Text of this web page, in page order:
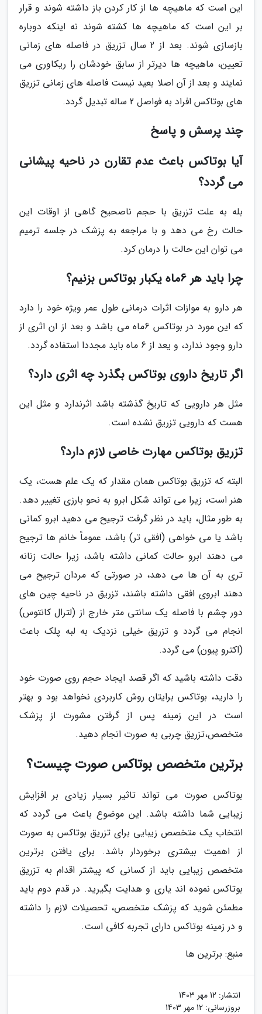
این است که ماهیچه ها از کار کردن باز داشته شوند و قرار
بر این است که ماهیچه ها کشته شوند نه اینکه دوباره
بازسازی شوند. بعد از 2 سال تزریق در فاصله های زمانی
تعیین، ماهیچه ها دیرتر از سابق خودشان را ریکاوری می
نمایند و بعد از آن اصلا بعید نیست فاصله های زمانی تزریق
های بوتاکس افراد به فواصل 2 ساله تبدیل گردد.
چند پرسش و پاسخ
آیا بوتاکس باعث عدم تقارن در ناحیه پیشانى
می گردد؟
بله به علت تزریق با حجم ناصحیح گاهى از اوقات این
حالت رخ می دهد و با مراجعه به پزشک در جلسه ترمیم
می توان این حالت را درمان کرد.
چرا باید هر 6ماه یکبار بوتاکس بزنیم؟
هر دارو به موازات اثرات درمانى طول عمر ویژه خود را دارد
که این مورد در بوتاکس 6ماه می باشد و بعد از ان اثرى از
دارو وجود ندارد، و یعد از 6 ماه باید مجددا استفاده گردد.
اگر تاریخ داروى بوتاکس بگذرد چه اثرى دارد؟
مثل هر دارویى که تاریخ گذشته باشد اثرندارد و مثل این
هست که دارویى تزریق نشده است.
تزریق بوتاکس مهارت خاصى لازم دارد؟
البته که تزریق بوتاکس همان مقدار که یک علم هست، یک
هنر است، زیرا مى تواند شکل ابرو به نحو بارزى تغییر دهد.
به طور مثال، باید در نظر گرفت ترجیح مى دهید ابرو کمانى
باشد یا می خواهی (افقى تر) باشد، عموماً خانم ها ترجیح
مى دهند ابرو حالت کمانى داشته باشد، زیرا حالت زنانه
ترى به آن ها مى دهد، در صورتى که مردان ترجیح مى
دهند ابروى افقى داشته باشند، تزریق در ناحیه چین هاى
دور چشم با فاصله یک سانتى متر خارج از (لترال کانتوس)
انجام می گردد و تزریق خیلى نزدیک به لبه پلک باعث
(اکترو پیون) می گردد.
دقت داشته باشید که اگر قصد ایجاد حجم روی صورت خود
را دارید، بوتاکس برایتان روش کاربردی نخواهد بود و بهتر
است در این زمینه پس از گرفتن مشورت از پزشک
متخصص،تزریق چربی به صورت انجام دهید.
برترین متخصص بوتاکس صورت چیست؟
بوتاکس صورت می تواند تاثیر بسیار زیادی بر افزایش
زیبایی شما داشته باشد. این موضوع باعث می گردد که
انتخاب یک متخصص زیبایی برای تزریق بوتاکس به صورت
از اهمیت بیشتری برخوردار باشد. برای یافتن برترین
متخصص زیبایی باید از کسانی که پیشتر اقدام به تزریق
بوتاکس نموده اند یاری و هدایت بگیرید. در قدم دوم باید
مطمئن شوید که پزشک متخصص، تحصیلات لازم را داشته
و در زمینه بوتاکس دارای تجربه کافی است.
منبع: برترین ها
انتشار: 12 مهر 1403
بروزرسانی: 12 مهر 1403